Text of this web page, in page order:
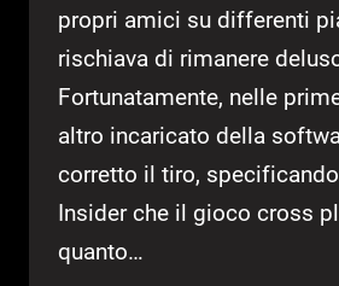
propri amici su differenti
rischiava di rimanere
Fortunatamente, nelle
altro incaricato della
corretto il tiro,
Insider che il gioco cross
quanto…